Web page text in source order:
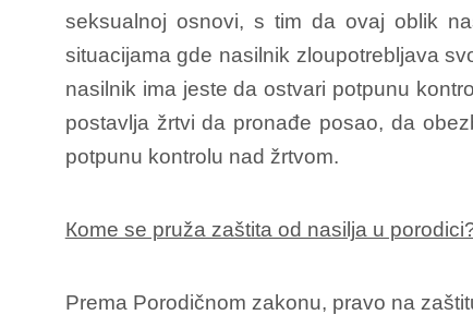
seksualnoj osnovi, s tim da ovaj oblik
situacijama gde nasilnik zloupotrebljava
nasilnik ima jeste da ostvari potpunu
postavlja žrtvi da pronađe posao, da
potpunu kontrolu nad žrtvom.
Кome se pruža zaštita od nasilja u
Prema Porodičnom zakonu, pravo na